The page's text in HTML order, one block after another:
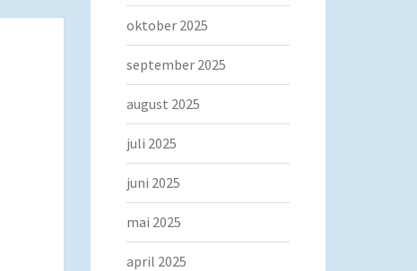
oktober 2025
september 2025
august 2025
juli 2025
juni 2025
mai 2025
april 2025